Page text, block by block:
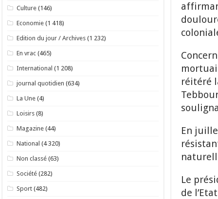
réitéré
En
Le
de
Culture (146)
Economie (1 418)
Edition du jour / Archives (1 232)
En vrac (465)
International (1 208)
journal quotidien (634)
La Une (4)
Loisirs (8)
Magazine (44)
National (4 320)
Non classé (63)
Société (282)
Sport (482)